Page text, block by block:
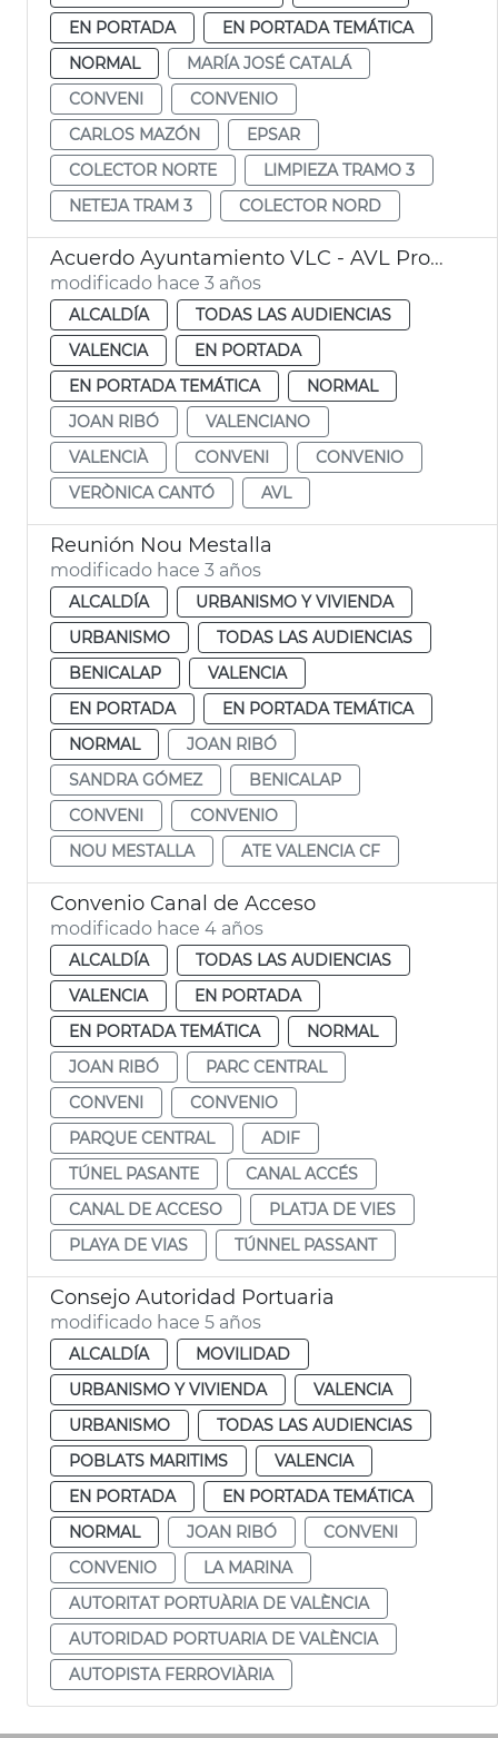
EN PORTADA
EN PORTADA TEMÁTICA
NORMAL
MARÍA JOSÉ CATALÁ
CONVENI
CONVENIO
CARLOS MAZÓN
EPSAR
COLECTOR NORTE
LIMPIEZA TRAMO 3
NETEJA TRAM 3
COLECTOR NORD
Acuerdo Ayuntamiento VLC - AVL Promoción Valenciano
modificado hace 3 años
ALCALDÍA
TODAS LAS AUDIENCIAS
VALENCIA
EN PORTADA
EN PORTADA TEMÁTICA
NORMAL
JOAN RIBÓ
VALENCIANO
VALENCIÀ
CONVENI
CONVENIO
VERÒNICA CANTÓ
AVL
Reunión Nou Mestalla
modificado hace 3 años
ALCALDÍA
URBANISMO Y VIVIENDA
URBANISMO
TODAS LAS AUDIENCIAS
BENICALAP
VALENCIA
EN PORTADA
EN PORTADA TEMÁTICA
NORMAL
JOAN RIBÓ
SANDRA GÓMEZ
BENICALAP
CONVENI
CONVENIO
NOU MESTALLA
ATE VALENCIA CF
Convenio Canal de Acceso
modificado hace 4 años
ALCALDÍA
TODAS LAS AUDIENCIAS
VALENCIA
EN PORTADA
EN PORTADA TEMÁTICA
NORMAL
JOAN RIBÓ
PARC CENTRAL
CONVENI
CONVENIO
PARQUE CENTRAL
ADIF
TÚNEL PASANTE
CANAL ACCÉS
CANAL DE ACCESO
PLATJA DE VIES
PLAYA DE VIAS
TÚNNEL PASSANT
Consejo Autoridad Portuaria
modificado hace 5 años
ALCALDÍA
MOVILIDAD
URBANISMO Y VIVIENDA
VALENCIA
URBANISMO
TODAS LAS AUDIENCIAS
POBLATS MARITIMS
VALENCIA
EN PORTADA
EN PORTADA TEMÁTICA
NORMAL
JOAN RIBÓ
CONVENI
CONVENIO
LA MARINA
AUTORITAT PORTUÀRIA DE VALÈNCIA
AUTORIDAD PORTUARIA DE VALÈNCIA
AUTOPISTA FERROVIÀRIA